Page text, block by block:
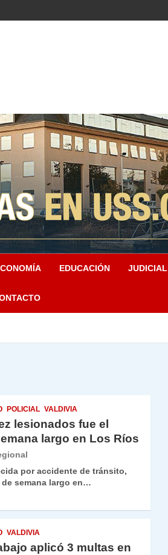
EDUCACIÓN JUDICIAL
POLICIAL VALDIVIA
lesionados fue el
largo en Los Ríos
por accidente de tránsito,
semana largo en…
VALDIVIA
aplicó 3 multas en